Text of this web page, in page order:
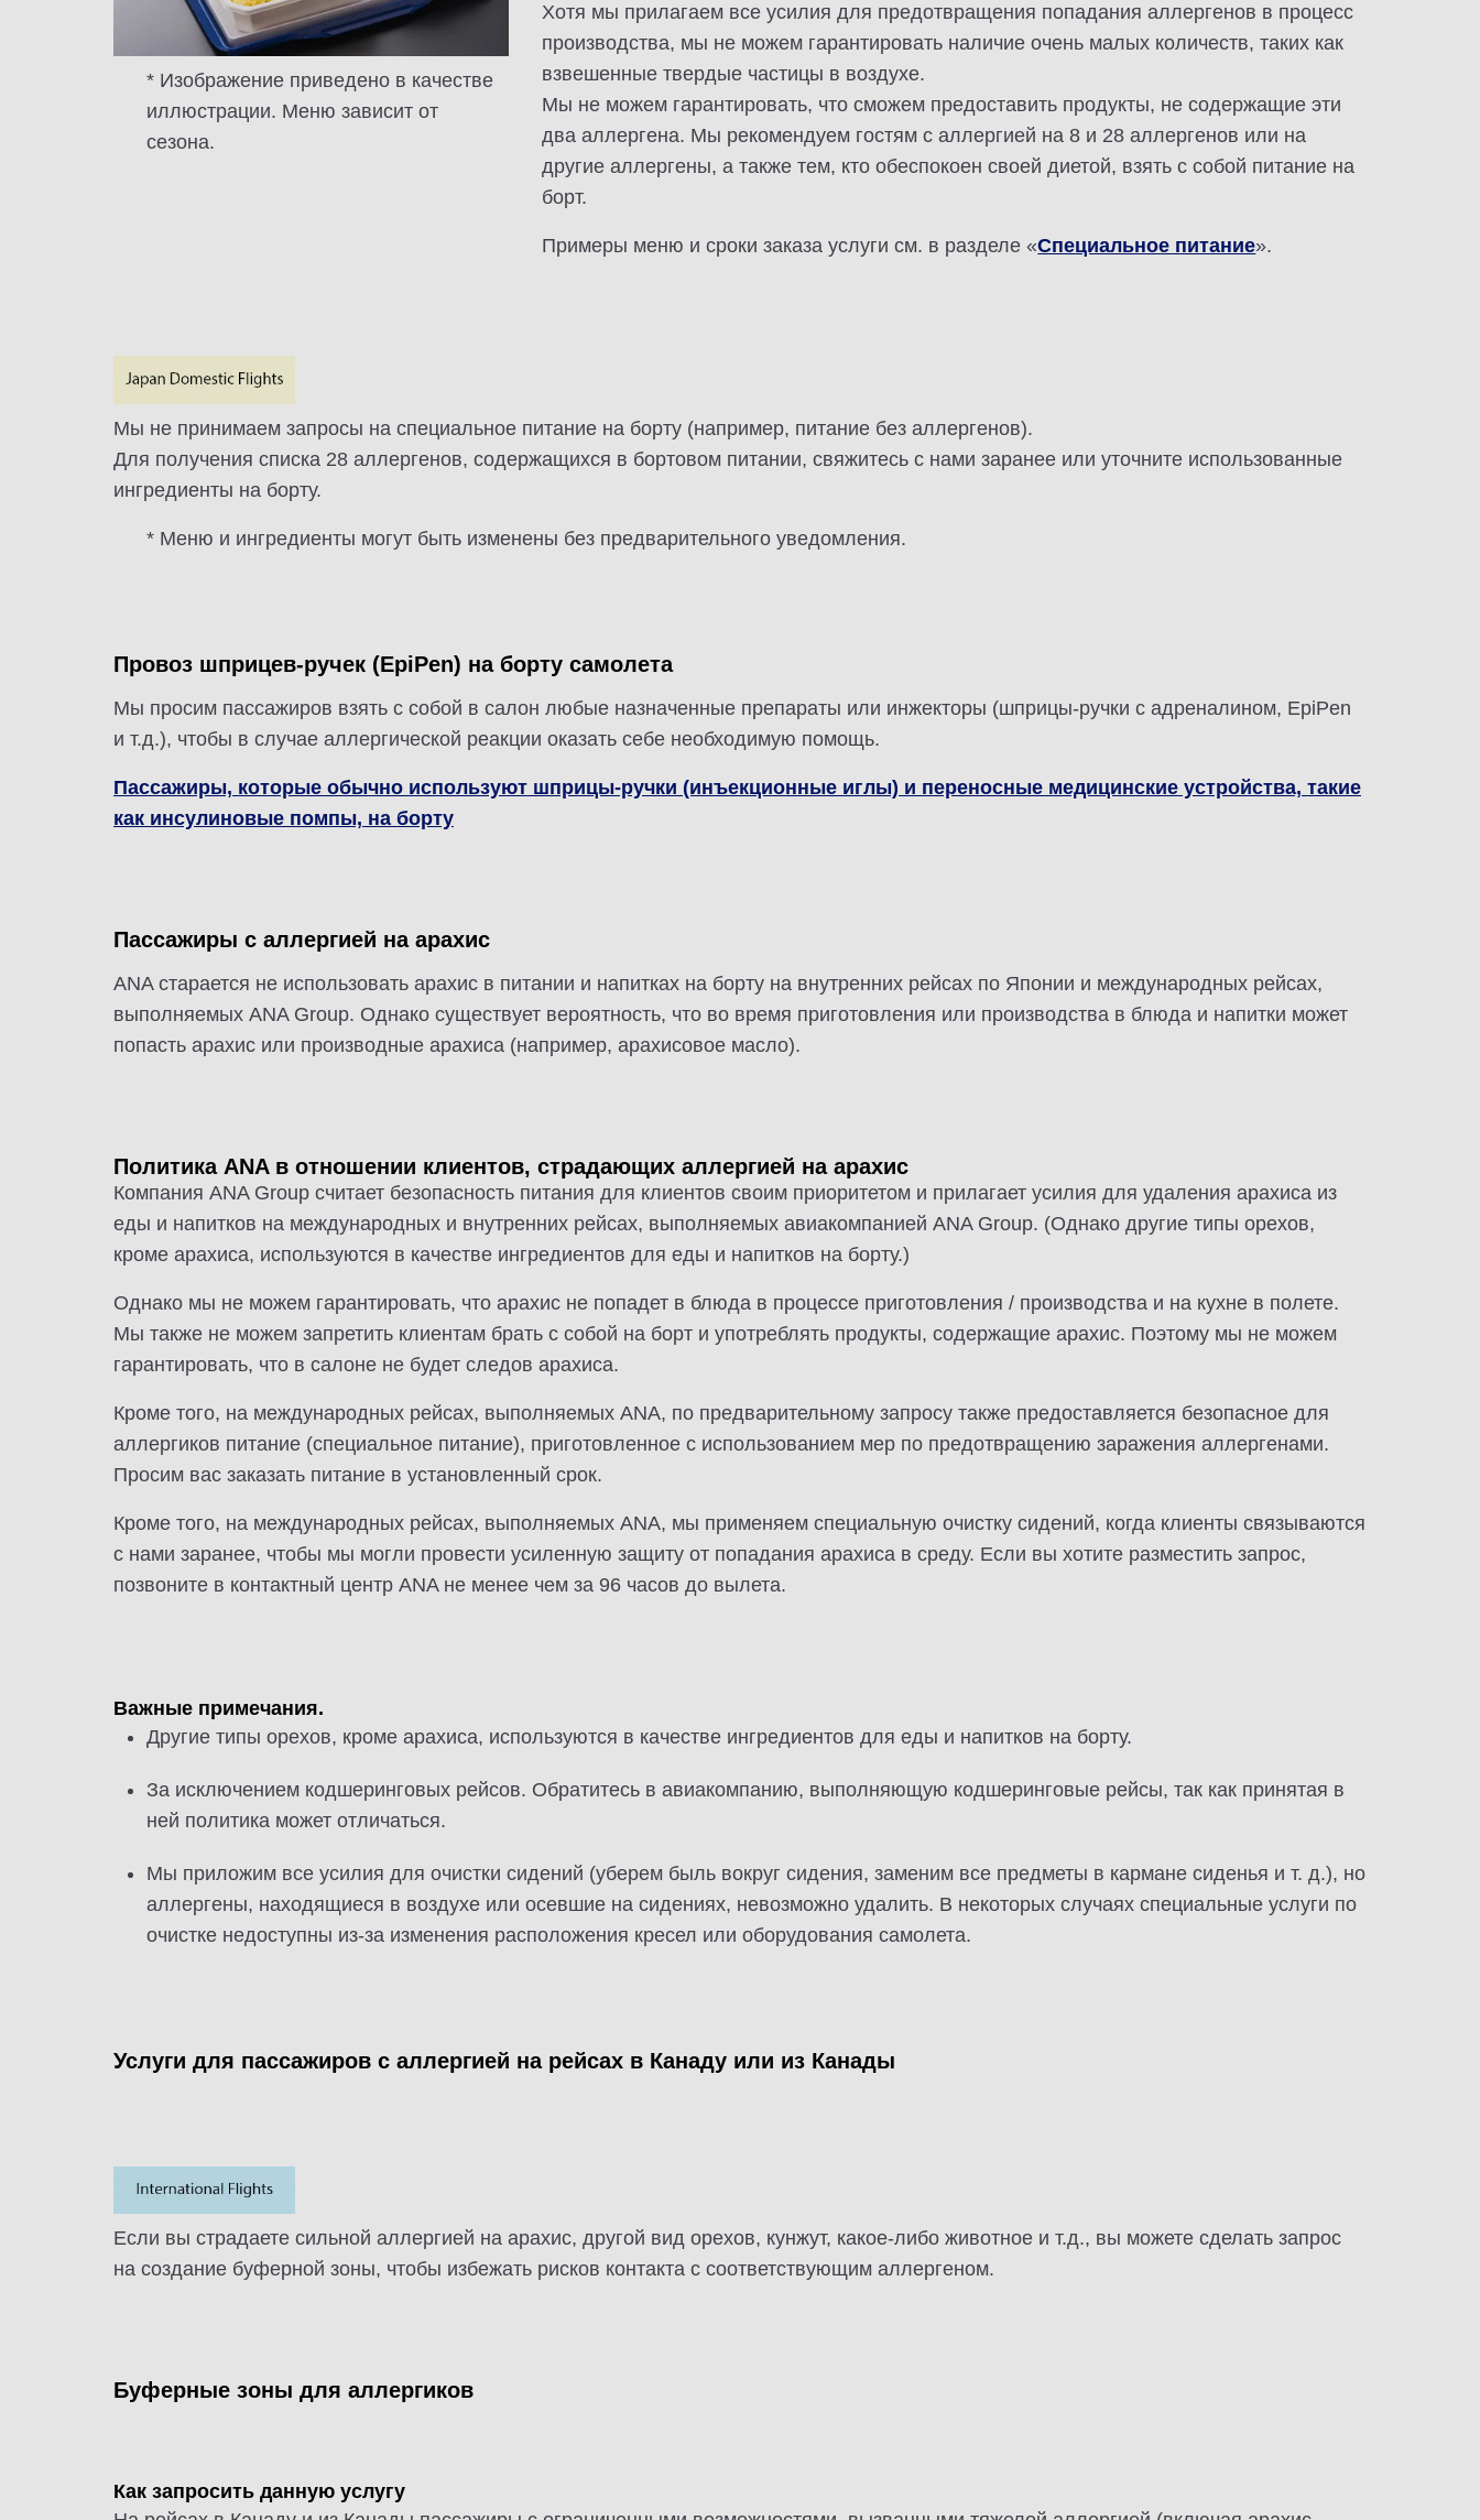
* Изображение приведено в качестве
иллюстрации. Меню зависит от
сезона.
Хотя мы прилагаем все усилия для предотвращения попадания аллергенов в процесс
производства, мы не можем гарантировать наличие очень малых количеств, таких как
взвешенные твердые частицы в воздухе.
Мы не можем гарантировать, что сможем предоставить продукты, не содержащие эти
два аллергена. Мы рекомендуем гостям с аллергией на 8 и 28 аллергенов или на
другие аллергены, а также тем, кто обеспокоен своей диетой, взять с собой питание на
борт.
Примеры меню и сроки заказа услуги см. в разделе «Специальное питание».
Мы не принимаем запросы на специальное питание на борту (например, питание без аллергенов).
Для получения списка 28 аллергенов, содержащихся в бортовом питании, свяжитесь с нами заранее или уточните использованные
ингредиенты на борту.
* Меню и ингредиенты могут быть изменены без предварительного уведомления.
Провоз шприцев-ручек (EpiPen) на борту самолета
Мы просим пассажиров взять с собой в салон любые назначенные препараты или инжекторы (шприцы-ручки с адреналином, EpiPen
и т.д.), чтобы в случае аллергической реакции оказать себе необходимую помощь.
Пассажиры, которые обычно используют шприцы-ручки (инъекционные иглы) и переносные медицинские устройства, такие
как инсулиновые помпы, на борту
Пассажиры с аллергией на арахис
ANA старается не использовать арахис в питании и напитках на борту на внутренних рейсах по Японии и международных рейсах,
выполняемых ANA Group. Однако существует вероятность, что во время приготовления или производства в блюда и напитки может
попасть арахис или производные арахиса (например, арахисовое масло).
Политика ANA в отношении клиентов, страдающих аллергией на арахис
Компания ANA Group считает безопасность питания для клиентов своим приоритетом и прилагает усилия для удаления арахиса из
еды и напитков на международных и внутренних рейсах, выполняемых авиакомпанией ANA Group. (Однако другие типы орехов,
кроме арахиса, используются в качестве ингредиентов для еды и напитков на борту.)
Однако мы не можем гарантировать, что арахис не попадет в блюда в процессе приготовления / производства и на кухне в полете.
Мы также не можем запретить клиентам брать с собой на борт и употреблять продукты, содержащие арахис. Поэтому мы не можем
гарантировать, что в салоне не будет следов арахиса.
Кроме того, на международных рейсах, выполняемых ANA, по предварительному запросу также предоставляется безопасное для
аллергиков питание (специальное питание), приготовленное с использованием мер по предотвращению заражения аллергенами.
Просим вас заказать питание в установленный срок.
Кроме того, на международных рейсах, выполняемых ANA, мы применяем специальную очистку сидений, когда клиенты связываются
с нами заранее, чтобы мы могли провести усиленную защиту от попадания арахиса в среду. Если вы хотите разместить запрос,
позвоните в контактный центр ANA не менее чем за 96 часов до вылета.
Важные примечания.
Другие типы орехов, кроме арахиса, используются в качестве ингредиентов для еды и напитков на борту.
За исключением кодшеринговых рейсов. Обратитесь в авиакомпанию, выполняющую кодшеринговые рейсы, так как принятая в
ней политика может отличаться.
Мы приложим все усилия для очистки сидений (уберем быль вокруг сидения, заменим все предметы в кармане сиденья и т. д.), но
аллергены, находящиеся в воздухе или осевшие на сидениях, невозможно удалить. В некоторых случаях специальные услуги по
очистке недоступны из-за изменения расположения кресел или оборудования самолета.
Услуги для пассажиров с аллергией на рейсах в Канаду или из Канады
Если вы страдаете сильной аллергией на арахис, другой вид орехов, кунжут, какое-либо животное и т.д., вы можете сделать запрос
на создание буферной зоны, чтобы избежать рисков контакта с соответствующим аллергеном.
Буферные зоны для аллергиков
Как запросить данную услугу